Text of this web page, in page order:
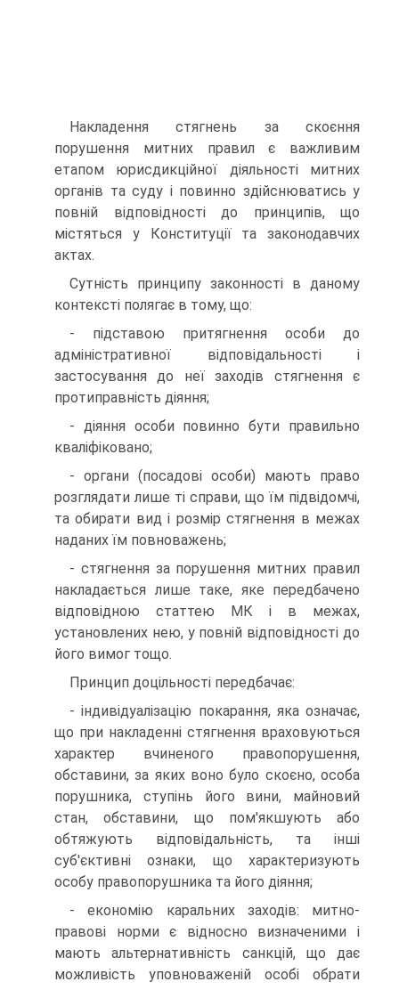
Накладення стягнень за скоєння
порушення митних правил є важливим
етапом юрисдикційної діяльності митних
органів та суду і повинно здійснюватись у
повній відповідності до принципів, що
містяться у Конституції та законодавчих
актах.
Сутність принципу законності в даному
контексті полягає в тому, що:
- підставою притягнення особи до
адміністративної відповідальності і
застосування до неї заходів стягнення є
протиправність діяння;
- діяння особи повинно бути правильно
кваліфіковано;
- органи (посадові особи) мають право
розглядати лише ті справи, що їм підвідомчі,
та обирати вид і розмір стягнення в межах
наданих їм повноважень;
- стягнення за порушення митних правил
накладається лише таке, яке передбачено
відповідною статтею МК і в межах,
установлених нею, у повній відповідності до
його вимог тощо.
Принцип доцільності передбачає:
- індивідуалізацію покарання, яка означає,
що при накладенні стягнення враховуються
характер вчиненого правопорушення,
обставини, за яких воно було скоєно, особа
порушника, ступінь його вини, майновий
стан, обставини, що пом'якшують або
обтяжують відповідальність, та інші
суб'єктивні ознаки, що характеризують
особу правопорушника та його діяння;
- економію каральних заходів: митно-
правові норми є відносно визначеними і
мають альтернативність санкцій, що дає
можливість уповноваженій особі обрати